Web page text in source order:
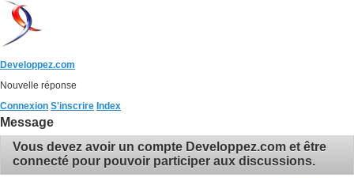
Developpez.com
Nouvelle réponse
Connexion S'inscrire Index
Message
Vous devez avoir un compte Developpez.com et être
connecté pour pouvoir participer aux discussions.